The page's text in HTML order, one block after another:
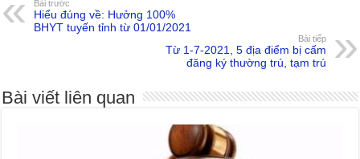
Bài trước
Hiểu đúng về: Hưởng 100%
BHYT tuyến tỉnh từ 01/01/2021
Bài tiếp
Từ 1-7-2021, 5 địa điểm bị cấm
đăng ký thường trú, tạm trú
Bài viết liên quan